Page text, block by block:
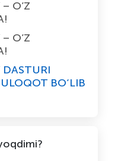
O’Z
O’Z
DASTURI
BO‘LIB